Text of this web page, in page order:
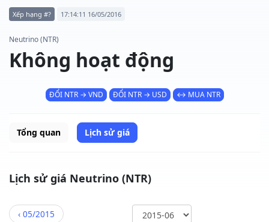
Xếp hạng #? 17:14:11 16/05/2016
Neutrino (NTR)
Không hoạt động
ĐỔI NTR → VND ĐỔI NTR → USD ↔ MUA NTR
Tổng quan Lịch sử giá
Lịch sử giá Neutrino (NTR)
‹ 05/2015